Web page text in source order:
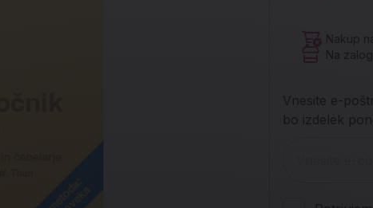
Nakup
Na
Vnesite e-
bo izdelek